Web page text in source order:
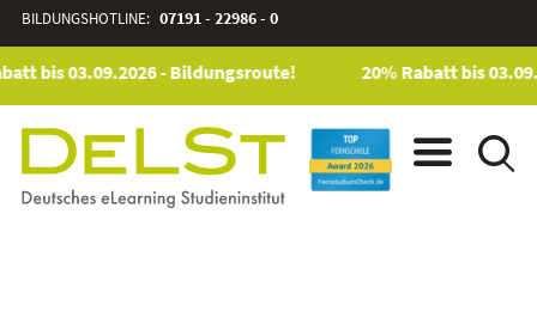
BILDUNGSHOTLINE: 07191 - 22986 - 0
bis 03.09.2026 - Bildungsroute! 20% Rabatt bis